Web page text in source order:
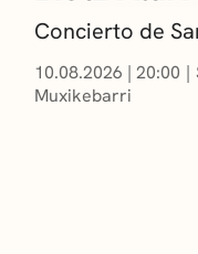
Concierto de
10.08.2026 | 20:00
Muxikebarri